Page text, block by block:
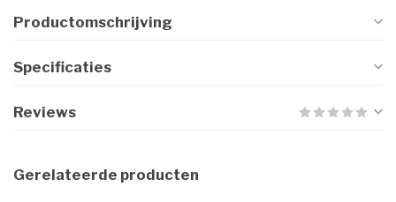
Productomschrijving
Specificaties
Reviews
Gerelateerde producten